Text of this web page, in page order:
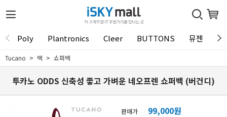
Poly Plantronics Cleer BUTTONS 뮤젠
Tucano 백 쇼퍼백
투카노 ODDS 신축성 좋고 가벼운 네오프렌 쇼퍼백 (버건디)
판매가 99,000원